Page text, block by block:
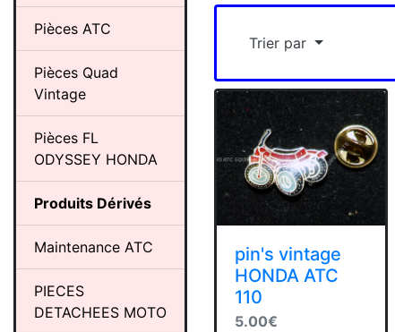
Trier par
pin's vintage
HONDA ATC
110
5.00€
Pièces ATC
Pièces Quad
Vintage
Pièces FL
ODYSSEY HONDA
Produits Dérivés
Maintenance ATC
PIECES
DETACHEES MOTO